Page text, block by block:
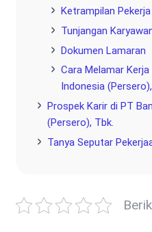
Ketrampilan Pekerja
Tunjangan
Dokumen Lamaran
Cara Melamar
Indonesia
Prospek Karir di PT
(Persero), Tbk.
Tanya Seputar